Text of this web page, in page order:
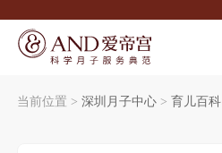
当前位置 > 深圳月子中心 > 育儿百科